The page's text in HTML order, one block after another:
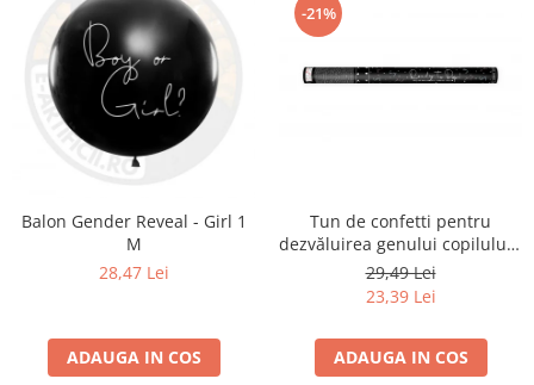
Balon Gender Reveal - Girl 1
M
28,47 Lei
ADAUGA IN COS
-21%
Tun de confetti pentru
dezvăluirea genului copilului -
Ready to Pop, albastru, 60cm
29,49 Lei
23,39 Lei
ADAUGA IN COS